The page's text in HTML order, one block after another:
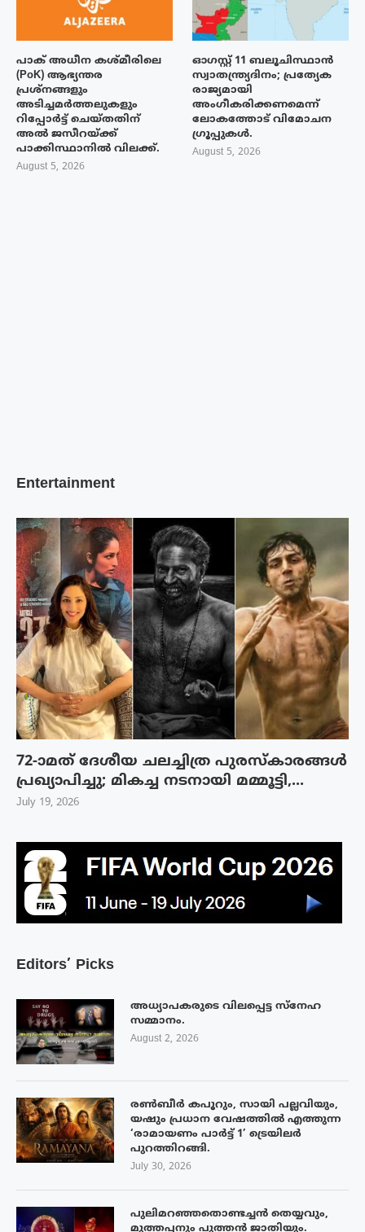
Editors’ Picks
അധ്യാപകരുടെ വിലപ്പെട്ട സ്നേഹ
സമ്മാനം.
August 2, 2026
രൺബീർ കപൂറും, സായി പല്ലവിയും,
യഷും പ്രധാന വേഷത്തിൽ എത്തുന്ന
‘രാമായണം പാർട്ട് 1’ ട്രെയിലർ
പുറത്തിറങ്ങി.
July 30, 2026
പുലിമറഞ്ഞതൊണ്ടച്ചൻ തെയ്യവും,
മുത്തപ്പനും പുത്തൻ ജാതിയും.
പാക് അധീന കശ്മീരിലെ
(PoK) ആഭ്യന്തര
പ്രശ്നങ്ങളും
അടിച്ചമർത്തലുകളും
റിപ്പോർട്ട് ചെയ്തതിന്
അൽ ജസീറയ്‌ക്ക്
പാക്കിസ്ഥാനിൽ വിലക്ക്.
August 5, 2026
ഓഗസ്റ്റ് 11 ബലൂചിസ്ഥാൻ
സ്വാതന്ത്ര്യദിനം; പ്രത്യേക
രാജ്യമായി
അംഗീകരിക്കണമെന്ന്
ലോകത്തോട് വിമോചന
ഗ്രൂപ്പുകൾ.
August 5, 2026
Entertainment
72-ാമത് ദേശീയ ചലച്ചിത്ര പുരസ്‌കാരങ്ങള്‍
പ്രഖ്യാപിച്ചു; മികച്ച നടനായി മമ്മൂട്ടി,...
July 19, 2026